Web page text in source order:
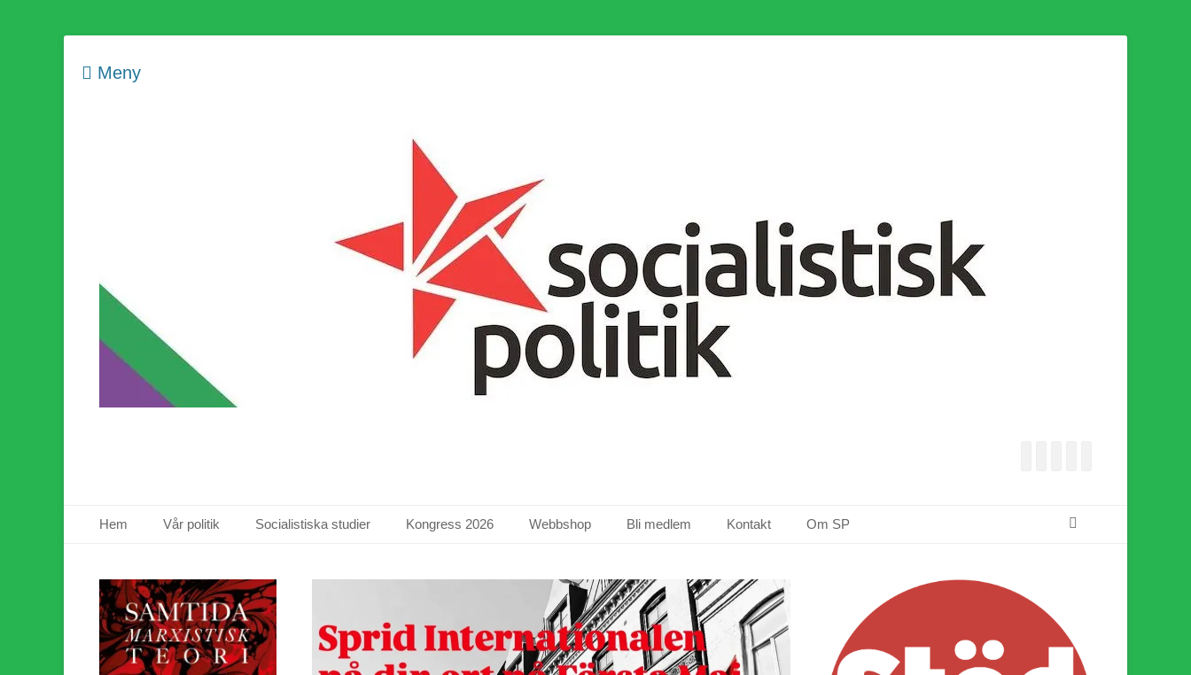
Meny
Primär meny
Hem Vår politik Socialistiska studier Kongress 2026 Webbshop Bli medlem Kontakt Om SP